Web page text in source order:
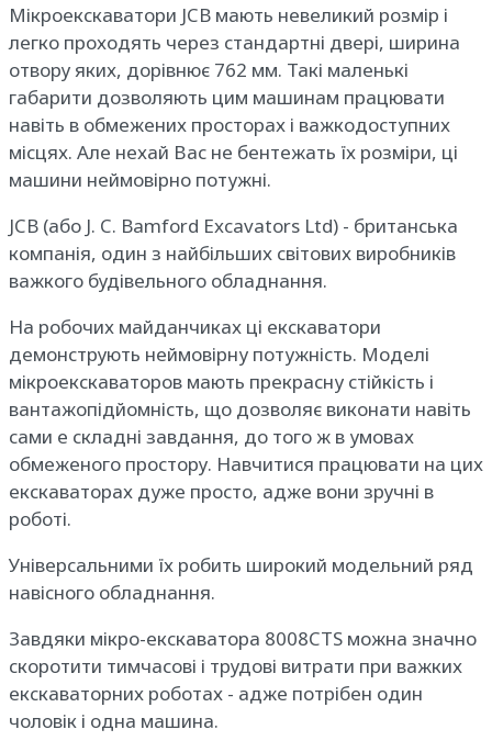
Мікроекскаватори JCB мають невеликий розмір і
легко проходять через стандартні двері, ширина
отвору яких, дорівнює 762 мм. Такі маленькі
габарити дозволяють цим машинам працювати
навіть в обмежених просторах і важкодоступних
місцях. Але нехай Вас не бентежать їх розміри, ці
машини неймовірно потужні.
JCB (або J. C. Bamford Excavators Ltd) - британська
компанія, один з найбільших світових виробників
важкого будівельного обладнання.
На робочих майданчиках ці екскаватори
демонструють неймовірну потужність. Моделі
мікроекскаваторов мають прекрасну стійкість і
вантажопідйомність, що дозволяє виконати навіть
сами е складні завдання, до того ж в умовах
обмеженого простору. Навчитися працювати на цих
екскаваторах дуже просто, адже вони зручні в
роботі.
Універсальними їх робить широкий модельний ряд
навісного обладнання.
Завдяки мікро-екскаватора 8008CTS можна значно
скоротити тимчасові і трудові витрати при важких
екскаваторних роботах - адже потрібен один
чоловік і одна машина.